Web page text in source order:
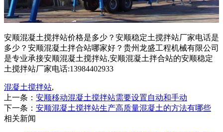
安顺混凝土搅拌站价格是多少？安顺稳定土搅拌站厂家电话是
多少？安顺混凝土拌合站哪家好？贵州龙盛工程机械有限公司
是专业承接安顺混凝土搅拌站,安顺混凝土拌合站的安顺稳定
土搅拌站厂家电话:13984402933
混凝土搅拌站,
上一条： 安顺移动混凝土搅拌站需要设置自动和手动
下一条： 安顺混凝土搅拌站生产高质量混凝土的方法有哪些
相关新闻